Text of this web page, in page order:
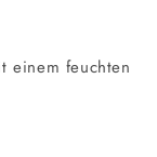
einem feuchten